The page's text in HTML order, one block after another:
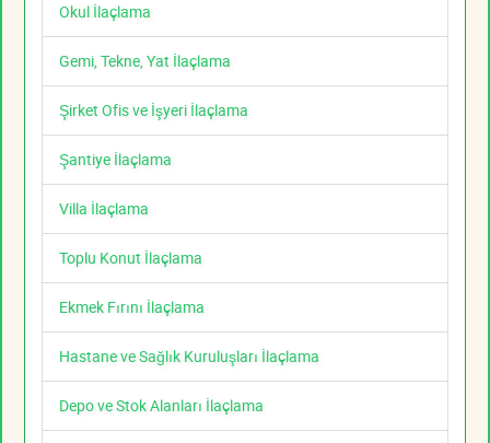
Okul İlaçlama
Gemi, Tekne, Yat İlaçlama
Şirket Ofis ve İşyeri İlaçlama
Şantiye İlaçlama
Villa İlaçlama
Toplu Konut İlaçlama
Ekmek Fırını İlaçlama
Hastane ve Sağlık Kuruluşları İlaçlama
Depo ve Stok Alanları İlaçlama